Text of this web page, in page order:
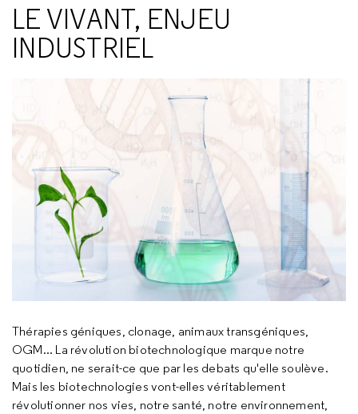
LE VIVANT, ENJEU
INDUSTRIEL
Thérapies géniques, clonage, animaux transgéniques,
OGM... La révolution biotechnologique marque notre
quotidien, ne serait-ce que par les debats qu'elle soulève.
Mais les biotechnologies vont-elles véritablement
révolutionner nos vies, notre santé, notre environnement,